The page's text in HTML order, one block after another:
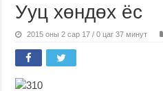
Ууц хөндөх ёс
2015 оны 2 сар 17 / 0 цаг 37 минут